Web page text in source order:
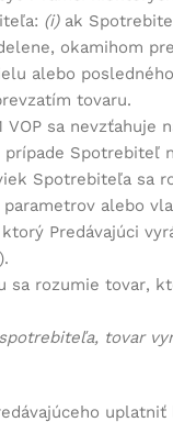
(i)ak
okamihom
alebo
tovaru.
sa
Spotrebiteľ
Spotrebiteľa sa
alebo
Predávajúci
).
sa rozumie tovar,
tovar